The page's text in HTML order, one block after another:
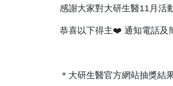
感謝大家對大研生醫11月活
恭喜以下得主❤️ 通知電話及
＊大研生醫官方網站抽獎結